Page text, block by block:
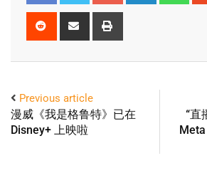
Previous article
漫威《我是格鲁特》已在
Disney+ 上映啦
“直